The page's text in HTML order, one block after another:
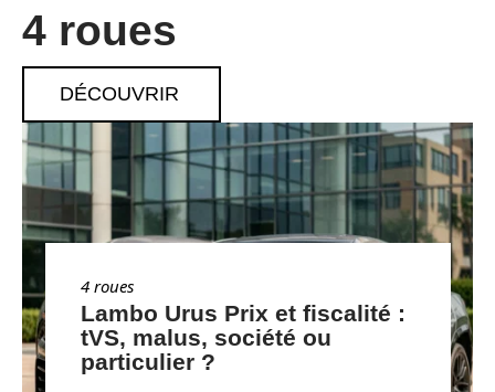
4 roues
DÉCOUVRIR
4 roues
Lambo Urus Prix et fiscalité :
tVS, malus, société ou
particulier ?